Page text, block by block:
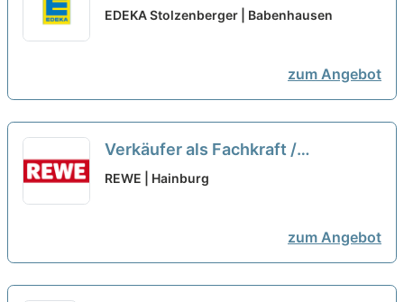
Bedientheke / Metzgerei (m/w/d)
EDEKA Stolzenberger | Babenhausen
zum Angebot
Verkäufer als Fachkraft /
Quereinsteiger Frischetheke
REWE | Hainburg
zum Angebot